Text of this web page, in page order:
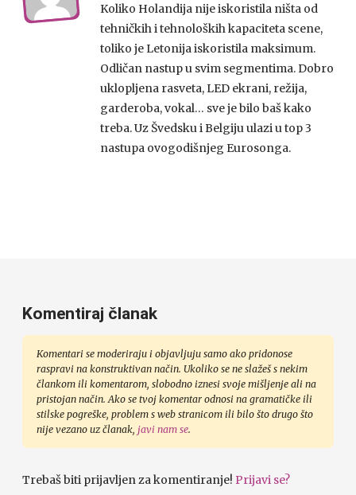
Koliko Holandija nije iskoristila ništa od
tehničkih i tehnoloških kapaciteta scene,
toliko je Letonija iskoristila maksimum.
Odličan nastup u svim segmentima. Dobro
uklopljena rasveta, LED ekrani, režija,
garderoba, vokal… sve je bilo baš kako
treba. Uz Švedsku i Belgiju ulazi u top 3
nastupa ovogodišnjeg Eurosonga.
Komentiraj članak
Komentari se moderiraju i objavljuju samo ako pridonose
raspravi na konstruktivan način. Ukoliko se ne slažeš s nekim
člankom ili komentarom, slobodno iznesi svoje mišljenje ali na
pristojan način. Ako se tvoj komentar odnosi na gramatičke ili
stilske pogreške, problem s web stranicom ili bilo što drugo što
nije vezano uz članak, javi nam se.
Trebaš biti prijavljen za komentiranje! Prijavi se?